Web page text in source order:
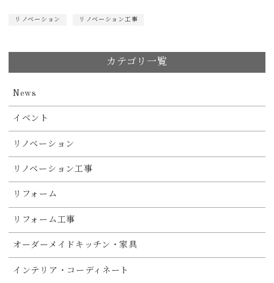
リノベーション リノベーション工事
カテゴリ一覧
News
イベント
リノベーション
リノベーション工事
リフォーム
リフォーム工事
オーダーメイドキッチン・家具
インテリア・コーディネート